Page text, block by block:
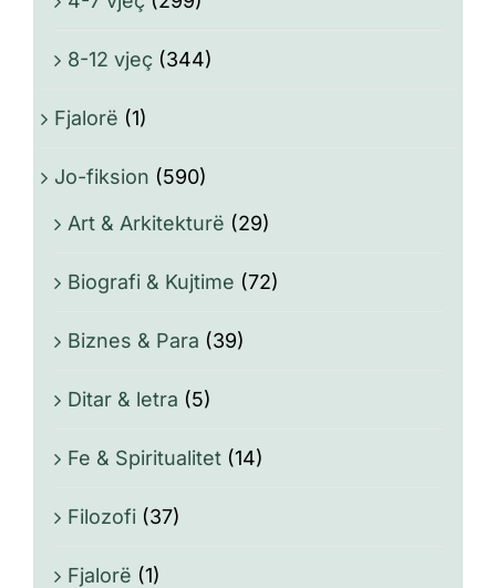
8-12 vjeç (344)
Fjalorë (1)
Jo-fiksion (590)
Art & Arkitekturë (29)
Biografi & Kujtime (72)
Biznes & Para (39)
Ditar & letra (5)
Fe & Spiritualitet (14)
Filozofi (37)
Fjalorë (1)